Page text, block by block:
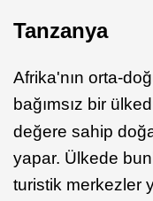
Tanzanya
Afrika'nın orta-
bağımsız bir
değere sahip
yapar. Ülkede
turistik merkezler